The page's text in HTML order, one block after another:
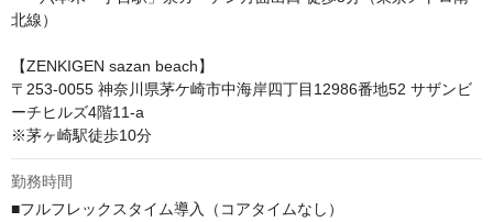
北線）
【ZENKIGEN sazan beach】
〒253-0055 神奈川県茅ケ崎市中海岸四丁目12986番地52 サザンビ
ーチヒルズ4階11-a
※茅ヶ崎駅徒歩10分
勤務時間
■フルフレックスタイム導入（コアタイムなし）